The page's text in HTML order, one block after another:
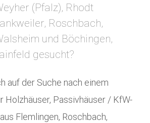
(Pfalz), Rhodt
Roschbach,
und Böchingen,
gesucht?
auf der Suche nach einem
Holzhäuser, Passivhäuser / KfW-
Flemlingen, Roschbach,